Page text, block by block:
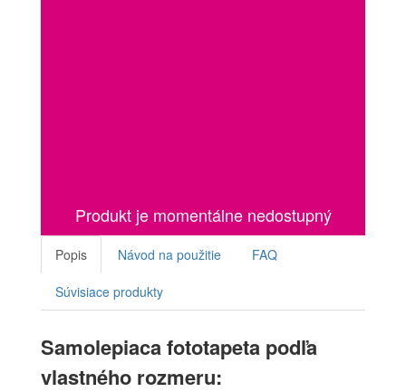
Produkt je momentálne nedostupný
Popis Návod na použitie FAQ
Súvisiace produkty
Samolepiaca fototapeta podľa
vlastného rozmeru: